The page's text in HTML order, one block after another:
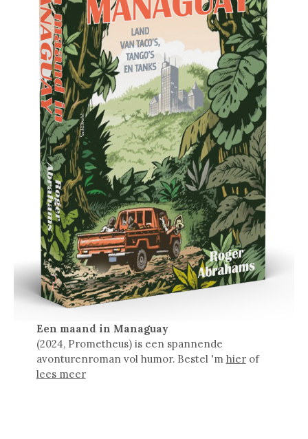
Een maand in Managuay
(2024, Prometheus) is een spannende
avonturenroman vol humor. Bestel 'm hierof
lees meer